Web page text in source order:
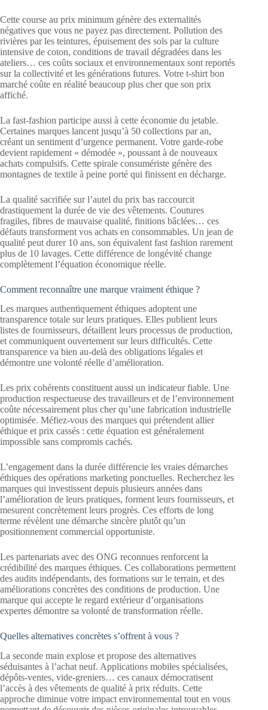
Cette course au prix minimum génère des externalités
négatives que vous ne payez pas directement. Pollution des
rivières par les teintures, épuisement des sols par la culture
intensive de coton, conditions de travail dégradées dans les
ateliers… ces coûts sociaux et environnementaux sont reportés
sur la collectivité et les générations futures. Votre t-shirt bon
marché coûte en réalité beaucoup plus cher que son prix
affiché.
La fast-fashion participe aussi à cette économie du jetable.
Certaines marques lancent jusqu’à 50 collections par an,
créant un sentiment d’urgence permanent. Votre garde-robe
devient rapidement « démodée », poussant à de nouveaux
achats compulsifs. Cette spirale consumériste génère des
montagnes de textile à peine porté qui finissent en décharge.
La qualité sacrifiée sur l’autel du prix bas raccourcit
drastiquement la durée de vie des vêtements. Coutures
fragiles, fibres de mauvaise qualité, finitions bâclées… ces
défauts transforment vos achats en consommables. Un jean de
qualité peut durer 10 ans, son équivalent fast fashion rarement
plus de 10 lavages. Cette différence de longévité change
complètement l’équation économique réelle.
Comment reconnaître une marque vraiment éthique ?
Les marques authentiquement éthiques adoptent une
transparence totale sur leurs pratiques. Elles publient leurs
listes de fournisseurs, détaillent leurs processus de production,
et communiquent ouvertement sur leurs difficultés. Cette
transparence va bien au-delà des obligations légales et
démontre une volonté réelle d’amélioration.
Les prix cohérents constituent aussi un indicateur fiable. Une
production respectueuse des travailleurs et de l’environnement
coûte nécessairement plus cher qu’une fabrication industrielle
optimisée. Méfiez-vous des marques qui prétendent allier
éthique et prix cassés : cette équation est généralement
impossible sans compromis cachés.
L’engagement dans la durée différencie les vraies démarches
éthiques des opérations marketing ponctuelles. Recherchez les
marques qui investissent depuis plusieurs années dans
l’amélioration de leurs pratiques, forment leurs fournisseurs, et
mesurent concrètement leurs progrès. Ces efforts de long
terme révèlent une démarche sincère plutôt qu’un
positionnement commercial opportuniste.
Les partenariats avec des ONG reconnues renforcent la
crédibilité des marques éthiques. Ces collaborations permettent
des audits indépendants, des formations sur le terrain, et des
améliorations concrètes des conditions de production. Une
marque qui accepte le regard extérieur d’organisations
expertes démontre sa volonté de transformation réelle.
Quelles alternatives concrètes s’offrent à vous ?
La seconde main explose et propose des alternatives
séduisantes à l’achat neuf. Applications mobiles spécialisées,
dépôts-ventes, vide-greniers… ces canaux démocratisent
l’accès à des vêtements de qualité à prix réduits. Cette
approche diminue votre impact environnemental tout en vous